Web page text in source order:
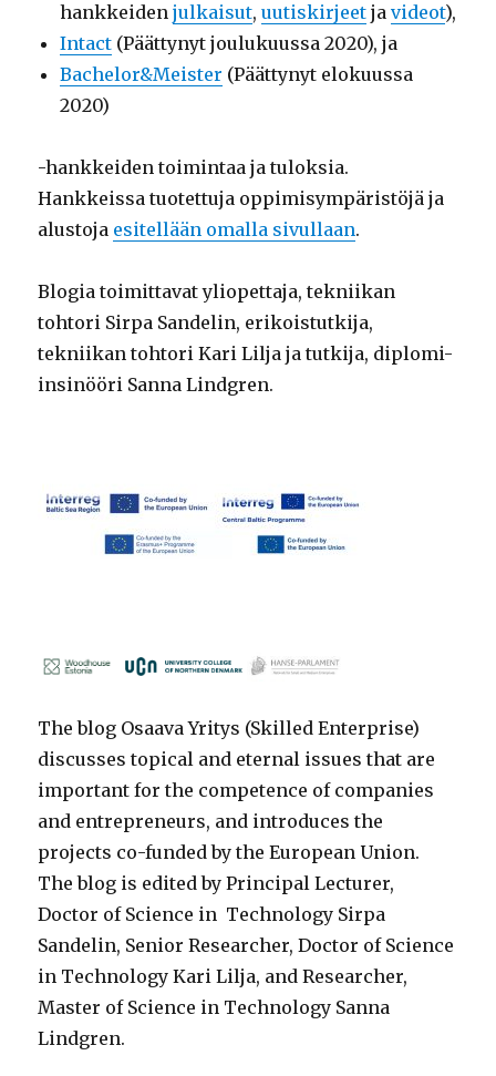
hankkeidenjulkaisut,uutiskirjeet javideot),
Intact (Päättynyt joulukuussa 2020), ja
Bachelor&Meister (Päättynyt elokuussa
2020)
-hankkeiden toimintaa ja tuloksia.
Hankkeissa tuotettuja oppimisympäristöjä ja
alustoja esitellään omalla sivullaan.
Blogia toimittavat yliopettaja, tekniikan
tohtori Sirpa Sandelin, erikoistutkija,
tekniikan tohtori Kari Lilja ja tutkija, diplomi-
insinööri Sanna Lindgren.
The blog Osaava Yritys (Skilled Enterprise)
discusses topical and eternal issues that are
important for the competence of companies
and entrepreneurs, and introduces the
projects co-funded by the European Union.
The blog is edited by Principal Lecturer,
Doctor of Science in Technology Sirpa
Sandelin, Senior Researcher, Doctor of Science
in Technology Kari Lilja, and Researcher,
Master of Science in Technology Sanna
Lindgren.